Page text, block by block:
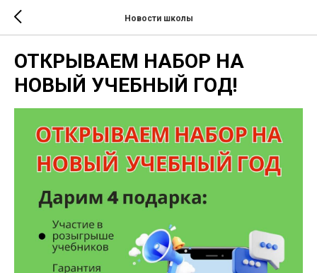
Новости школы
ОТКРЫВАЕМ НАБОР НА
НОВЫЙ УЧЕБНЫЙ ГОД!